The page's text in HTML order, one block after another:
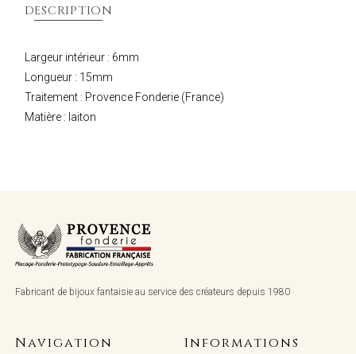
DESCRIPTION
Largeur intérieur : 6mm
Longueur : 15mm
Traitement : Provence Fonderie (France)
Matière : laiton
Fabricant de bijoux fantaisie au service des créateurs depuis 1980
Navigation Informations